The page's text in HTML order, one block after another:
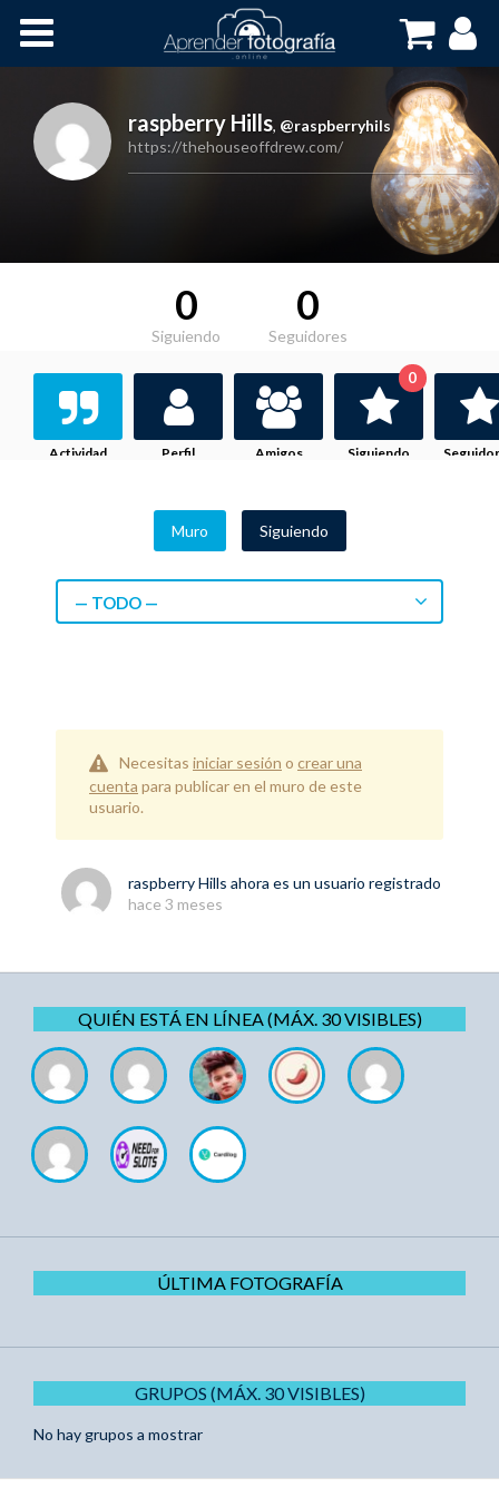
Cursos OnLine
raspberry Hills, @raspberryhils
https://thehouseoffdrew.com/
0
Siguiendo
0
Seguidores
Actividad Perfil Amigos Siguiendo
0
Muro Siguiendo
— TODO —
Necesitas iniciar sesión o crear una
cuenta para publicar en el muro de este
usuario.
raspberry Hills ahora es un usuario registrado
hace 3 meses
QUIÉN ESTÁ EN LÍNEA (MÁX. 30 VISIBLES)
ÚLTIMA FOTOGRAFÍA
GRUPOS (MÁX. 30 VISIBLES)
No hay grupos a mostrar